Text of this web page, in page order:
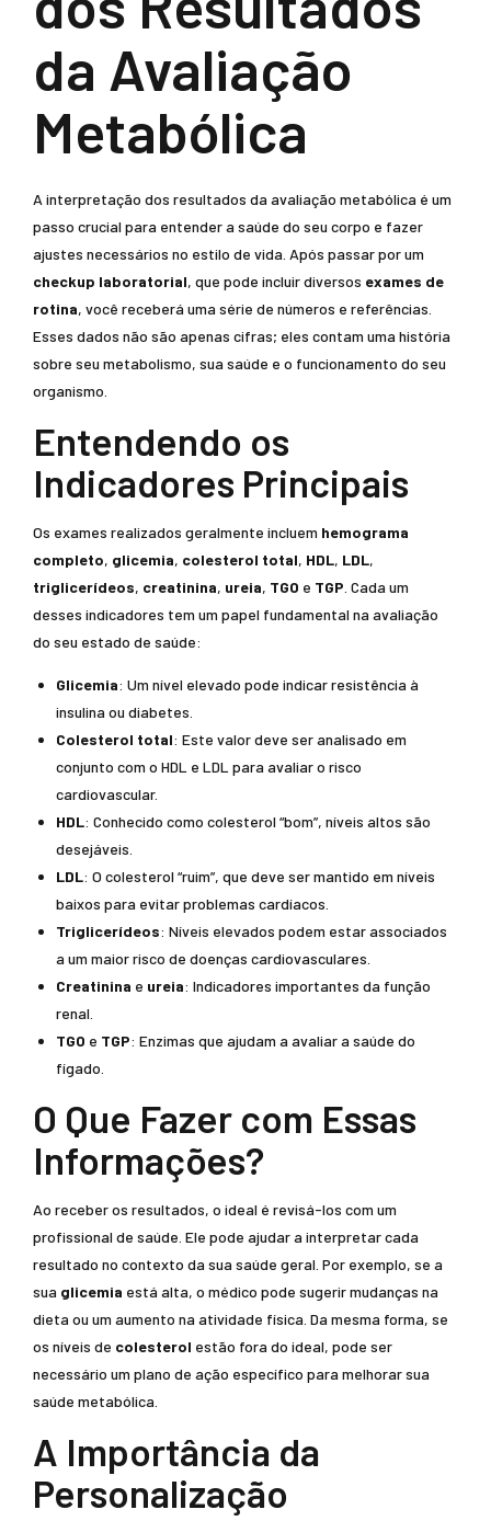
da Avaliação
Metabólica
A interpretação dos resultados da avaliação metabólica é um
passo crucial para entender a saúde do seu corpo e fazer
ajustes necessários no estilo de vida. Após passar por um
checkup laboratorial, que pode incluir diversos exames de
rotina, você receberá uma série de números e referências.
Esses dados não são apenas cifras; eles contam uma história
sobre seu metabolismo, sua saúde e o funcionamento do seu
organismo.
Entendendo os
Indicadores Principais
Os exames realizados geralmente incluem hemograma
completo, glicemia, colesterol total, HDL, LDL,
triglicerídeos, creatinina, ureia, TGO e TGP . Cada um
desses indicadores tem um papel fundamental na avaliação
do seu estado de saúde:
Glicemia: Um nível elevado pode indicar resistência à
insulina ou diabetes.
Colesterol total: Este valor deve ser analisado em
conjunto com o HDL e LDL para avaliar o risco
cardiovascular.
HDL: Conhecido como colesterol “bom”, níveis altos são
desejáveis.
LDL: O colesterol “ruim”, que deve ser mantido em níveis
baixos para evitar problemas cardíacos.
Triglicerídeos: Níveis elevados podem estar associados
a um maior risco de doenças cardiovasculares.
Creatinina e ureia: Indicadores importantes da função
renal.
TGO e TGP: Enzimas que ajudam a avaliar a saúde do
fígado.
O Que Fazer com Essas
Informações?
Ao receber os resultados, o ideal é revisá-los com um
profissional de saúde. Ele pode ajudar a interpretar cada
resultado no contexto da sua saúde geral. Por exemplo, se a
sua glicemia está alta, o médico pode sugerir mudanças na
dieta ou um aumento na atividade física. Da mesma forma, se
os níveis de colesterol estão fora do ideal, pode ser
necessário um plano de ação específico para melhorar sua
saúde metabólica.
A Importância da
Personalização